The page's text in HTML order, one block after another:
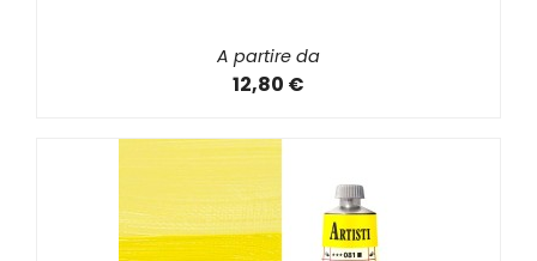
A partire da
12,80 €